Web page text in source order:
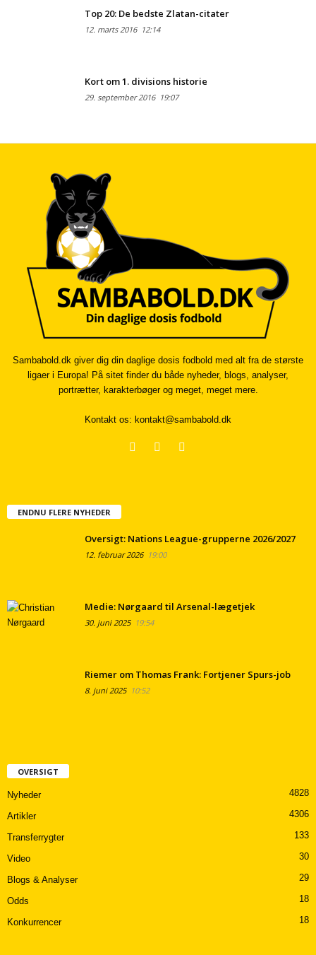
Top 20: De bedste Zlatan-citater
12. marts 201612:14
Kort om 1. divisions historie
29. september 201619:07
Sambabold.dk giver dig din daglige dosis fodbold med alt fra de største
ligaer i Europa! På sitet finder du både nyheder, blogs, analyser,
portrætter, karakterbøger og meget, meget mere.
Kontakt os: kontakt@sambabold.dk
ENDNU FLERE NYHEDER
Oversigt: Nations League-grupperne 2026/2027
12. februar 202619:00
Medie: Nørgaard til Arsenal-lægetjek
30. juni 202519:54
Riemer om Thomas Frank: Fortjener Spurs-job
8. juni 202510:52
OVERSIGT
Nyheder 4828
Artikler 4306
Transferrygter 133
Video 30
Blogs & Analyser 29
Odds 18
Konkurrencer 18